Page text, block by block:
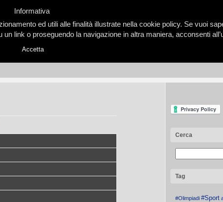
Cerca
Tag
#Olimpiadi #Sport
Informativa
ed utili alle finalità illustrate nella cookie policy. Se vuoi
link o proseguendo la navigazione in altra maniera, acconsenti
Accetta